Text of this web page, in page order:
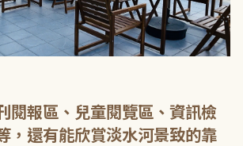
閱報區、兒童閱覽區、資訊檢
，還有能欣賞淡水河景致的靠